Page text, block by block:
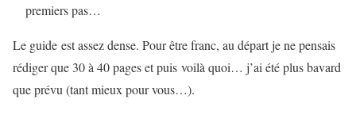
premiers pas…
Le guide est assez dense. Pour être franc, au départ je ne pensais
rédiger que 30 à 40 pages et puis voilà quoi… j’ai été plus bavard
que prévu (tant mieux pour vous…).